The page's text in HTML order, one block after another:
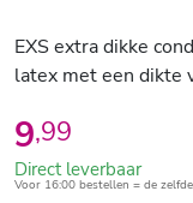
EXS extra dikke
latex met een dikte
9,99
Direct leverbaar
Voor 16:00 bestellen = de